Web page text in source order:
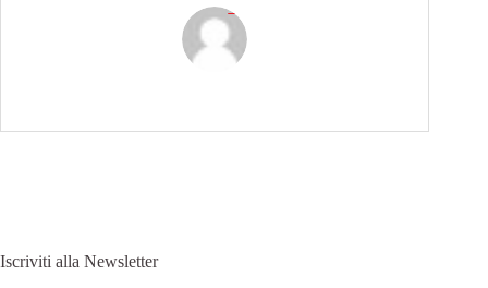
Iscriviti alla Newsletter